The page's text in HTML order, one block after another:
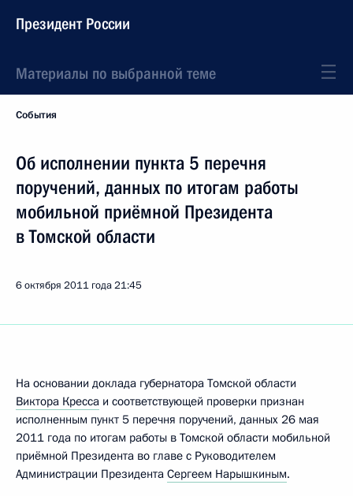
Президент России
Материалы по выбранной теме
События
Об исполнении пункта 5 перечня
поручений, данных по итогам работы
мобильной приёмной Президента
в Томской области
6 октября 2011 года21:45
На основании доклада губернатора Томской области
Виктора Кресса и соответствующей проверки признан
исполненным пункт 5 перечня поручений, данных 26 мая
2011 года по итогам работы в Томской области мобильной
приёмной Президента во главе с Руководителем
Администрации Президента Сергеем Нарышкиным.